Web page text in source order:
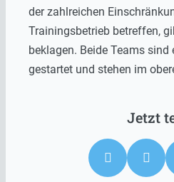
der zahlreichen
Trainingsbetrieb betreffen,
beklagen. Beide Teams
gestartet und stehen im